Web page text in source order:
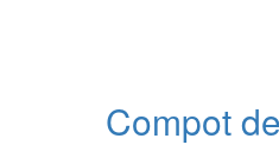
Compot